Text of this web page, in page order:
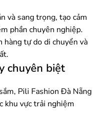
và sang trọng, tạo cảm
phần chuyên nghiệp.
hàng tự do di chuyển và
chuyên biệt
Pili Fashion Đà Nẵng
khu vực trải nghiệm